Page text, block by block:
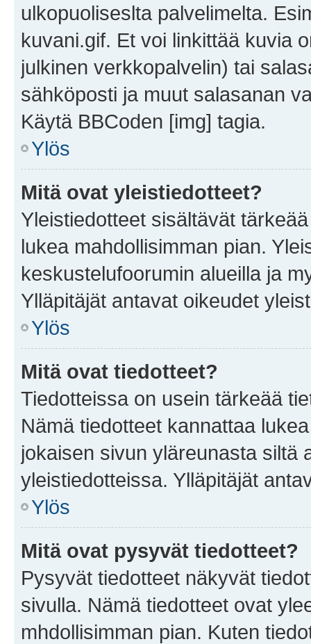
ulkopuoliseslta palvelimelta.
kuvani.gif. Et voi linkittää kuvia
julkinen verkkopalvelin) tai
sähköposti ja muut salasanan
Käytä BBCoden [img] tagia.
Ylös
Mitä ovat yleistiedotteet?
Yleistiedotteet sisältävät
lukea mahdollisimman pian.
keskustelufoorumin alueilla ja
Ylläpitäjät antavat oikeudet
Ylös
Mitä ovat tiedotteet?
Tiedotteissa on usein tärkeää
Nämä tiedotteet kannattaa
jokaisen sivun yläreunasta siltä
yleistiedotteissa. Ylläpitäjät
Ylös
Mitä ovat pysyvät tiedotteet?
Pysyvät tiedotteet näkyvät
sivulla. Nämä tiedotteet ovat
mhdollisimman pian. Kuten